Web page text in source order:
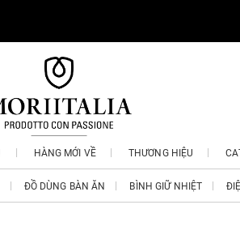
HÀNG MỚI VỀ THƯƠNG HIỆU
ĐỒ DÙNG BÀN ĂN BÌNH GIỮ NHIỆT